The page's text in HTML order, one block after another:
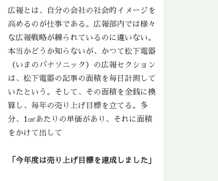
広報とは、自分の会社の社会的イメージを
高めるのが仕事である。広報部内では様々
な広報戦略が練られているのに違いない。
本当かどうか知らないが、かつて松下電器
（いまのパナソニック）の広報セクション
は、松下電器の記事の面積を毎日計測して
いたという。そして、その面積を金銭に換
算し、毎年の売り上げ目標を立てる。多
分、1㎠あたりの単価があり、それに面積
をかけて出して
「今年度は売り上げ目標を達成しました」